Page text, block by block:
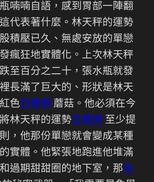
喃喃自語，感到胃部一陣翻
代表著什麼。林天秤的運勢
積壓已久、無處安放的單戀
瘋狂地實體化。上次林天秤
至百分之二十，張水瓶就發
長滿了巨大的、形狀是林天
色包養網 蘑菇。他必須在今
林天秤的運勢包養網 至少提
，他那份單戀就會變成某種
實體。他緊張地跑進他堆滿
過期甜甜圈的地下室，那包